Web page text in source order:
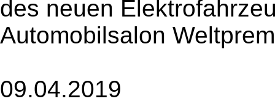
des neuen
Automobilsalon
09.04.2019